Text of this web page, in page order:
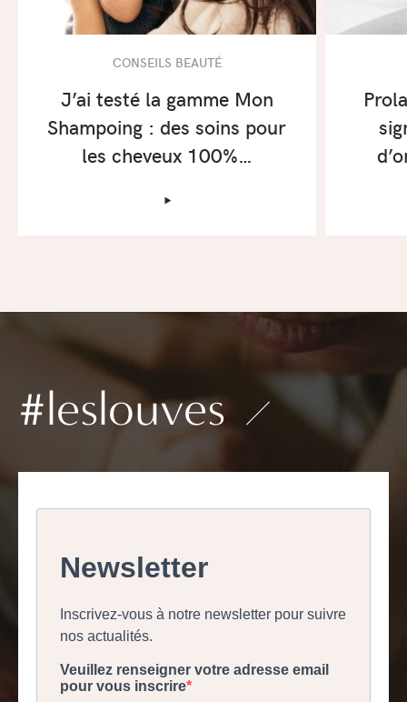
CONSEILS BEAUTÉ
J’ai testé la gamme Mon
Shampoing : des soins pour
les cheveux 100%…
‣
#leslouves